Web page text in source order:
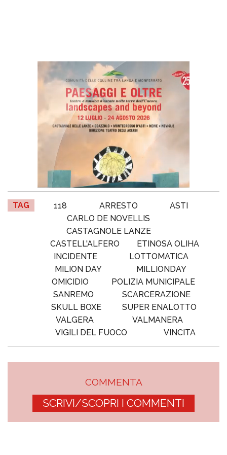
TAG 118 ARRESTO
ASTI
CARLO DE NOVELLIS
CASTAGNOLE LANZE
CASTELL'ALFERO
ETINOSA OLIHA
INCIDENTE
LOTTOMATICA
MILION DAY
MILLIONDAY
OMICIDIO
POLIZIA MUNICIPALE
SANREMO
SCARCERAZIONE
SKULL BOXE
SUPER ENALOTTO
VALGERA
VALMANERA
VIGILI DEL FUOCO
VINCITA
COMMENTA
SCRIVI/SCOPRI I COMMENTI